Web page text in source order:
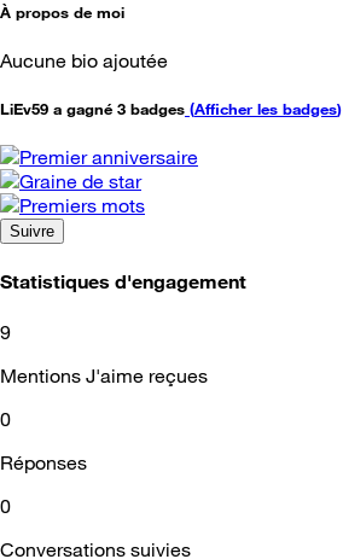
À propos de moi
Aucune bio ajoutée
LiEv59 a gagné 3 badges (Afficher les badges)
Suivre
Statistiques d'engagement
9
Mentions J'aime reçues
0
Réponses
0
Conversations suivies